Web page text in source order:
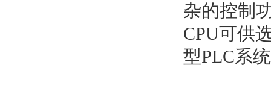
杂的控制
CPU可供
型PLC系